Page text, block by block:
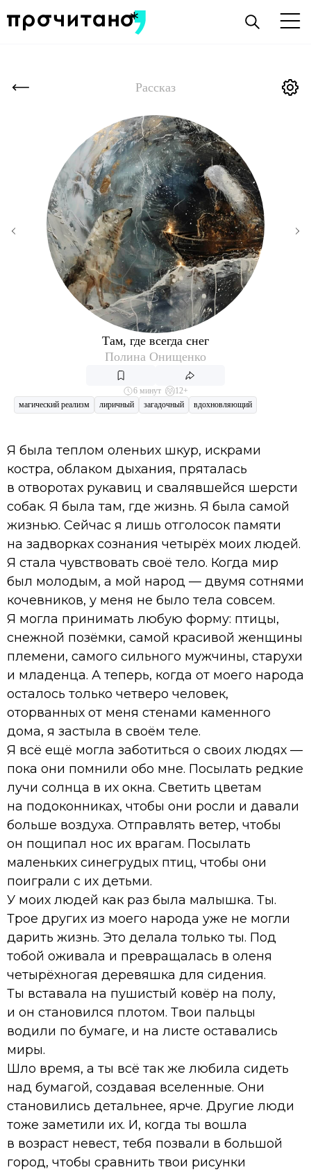
Рассказ
Там, где всегда снег
Полина Онищенко
6 минут
12+
магический реализм
лиричный загадочный вдохновляющий
Я была теплом оленьих шкур, искрами
костра, облаком дыхания, пряталась
в отворотах рукавиц и свалявшейся шерсти
собак. Я была там, где жизнь. Я была самой
жизнью. Сейчас я лишь отголосок памяти
на задворках сознания четырёх моих людей.
Я стала чувствовать своё тело. Когда мир
был молодым, а мой народ — двумя сотнями
кочевников, у меня не было тела совсем.
Я могла принимать любую форму: птицы,
снежной позёмки, самой красивой женщины
племени, самого сильного мужчины, старухи
и младенца. А теперь, когда от моего народа
осталось только четверо человек,
оторванных от меня стенами каменного
дома, я застыла в своём теле.
Я всё ещё могла заботиться о своих людях —
пока они помнили обо мне. Посылать редкие
лучи солнца в их окна. Светить цветам
на подоконниках, чтобы они росли и давали
больше воздуха. Отправлять ветер, чтобы
он пощипал нос их врагам. Посылать
маленьких синегрудых птиц, чтобы они
поиграли с их детьми.
У моих людей как раз была малышка. Ты.
Трое других из моего народа уже не могли
дарить жизнь. Это делала только ты. Под
тобой оживала и превращалась в оленя
четырёхногая деревяшка для сидения.
Ты вставала на пушистый ковёр на полу,
и он становился плотом. Твои пальцы
водили по бумаге, и на листе оставались
миры.
Шло время, а ты всё так же любила сидеть
над бумагой, создавая вселенные. Они
становились детальнее, ярче. Другие люди
тоже заметили их. И, когда ты вошла
в возраст невест, тебя позвали в большой
город, чтобы сравнить твои рисунки